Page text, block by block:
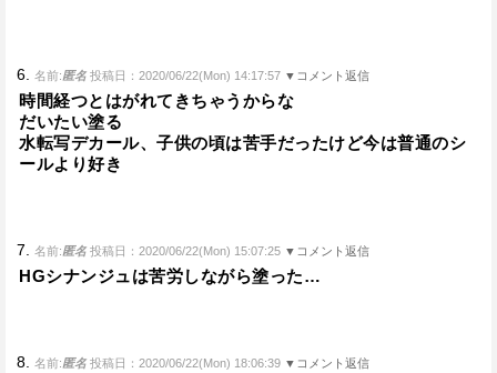
6. 名前:匿名 投稿日：2020/06/22(Mon) 14:17:57 ▼コメント返信
時間経つとはがれてきちゃうからな
だいたい塗る
水転写デカール、子供の頃は苦手だったけど今は普通のシ
ールより好き
7. 名前:匿名 投稿日：2020/06/22(Mon) 15:07:25 ▼コメント返信
HGシナンジュは苦労しながら塗った…
8. 名前:匿名 投稿日：2020/06/22(Mon) 18:06:39 ▼コメント返信